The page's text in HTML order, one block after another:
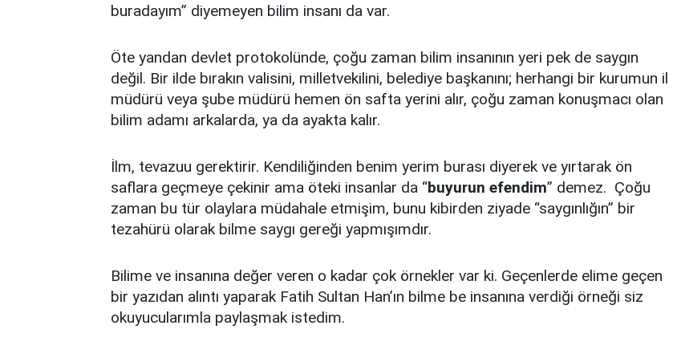
buradayım” diyemeyen bilim insanı da var.
Öte yandan devlet protokolünde, çoğu zaman bilim insanının yeri pek de saygın
değil. Bir ilde bırakın valisini, milletvekilini, belediye başkanını; herhangi bir kurumun il
müdürü veya şube müdürü hemen ön safta yerini alır, çoğu zaman konuşmacı olan
bilim adamı arkalarda, ya da ayakta kalır.
İlm, tevazuu gerektirir. Kendiliğinden benim yerim burası diyerek ve yırtarak ön
saflara geçmeye çekinir ama öteki insanlar da “buyurun efendim” demez. Çoğu
zaman bu tür olaylara müdahale etmişim, bunu kibirden ziyade “saygınlığın” bir
tezahürü olarak bilme saygı gereği yapmışımdır.
Bilime ve insanına değer veren o kadar çok örnekler var ki. Geçenlerde elime geçen
bir yazıdan alıntı yaparak Fatih Sultan Han’ın bilme be insanına verdiği örneği siz
okuyucularımla paylaşmak istedim.